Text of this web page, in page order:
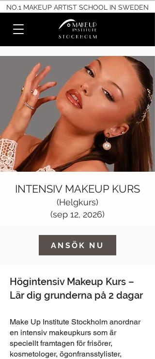
NO.1 MAKEUP ARTIST SCHOOL IN SWEDEN
INTENSIV MAKEUP KURS
(Helgkurs)
(sep 12, 2026)
ANSÖK NU
Högintensiv Makeup Kurs –
Lär dig grunderna på 2 dagar
Make Up Institute Stockholm anordnar
en intensiv makeupkurs som är
speciellt framtagen för frisörer,
kosmetologer, ögonfransstylister,